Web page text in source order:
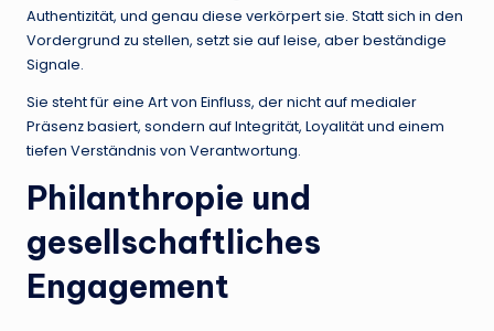
Authentizität, und genau diese verkörpert sie. Statt sich in den
Vordergrund zu stellen, setzt sie auf leise, aber beständige
Signale.
Sie steht für eine Art von Einfluss, der nicht auf medialer
Präsenz basiert, sondern auf Integrität, Loyalität und einem
tiefen Verständnis von Verantwortung.
Philanthropie und
gesellschaftliches
Engagement